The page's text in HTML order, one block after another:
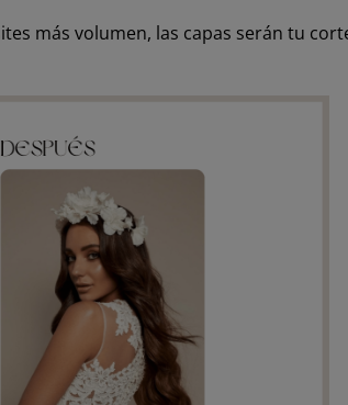
más volumen, las capas serán tu